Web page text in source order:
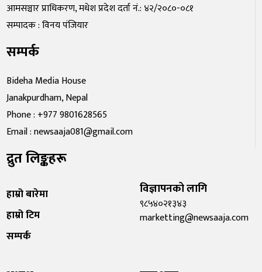
आमसञ्चार प्राधिकरण, मधेश प्रदेश दर्ता नं.: ४२/२०८०-०८१
सम्पादक : विनय पंजियार
सम्पर्क
Bideha Media House
Janakpurdham, Nepal
Phone : +977 9801628565
Email : newsaaja081@gmail.com
द्रुत लिङ्कहरू
हाम्रो बारेमा
हाम्रो टिम
सम्पर्क
विज्ञापनको लागि
९८५४०२१३४३
marketting@newsaaja.com